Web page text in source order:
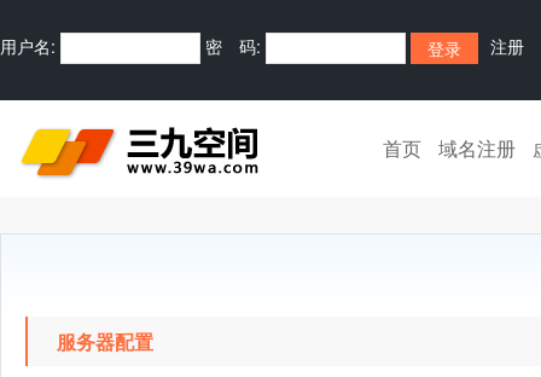
用户名: 密 码: 注册
首页 域名注册
服务器配置